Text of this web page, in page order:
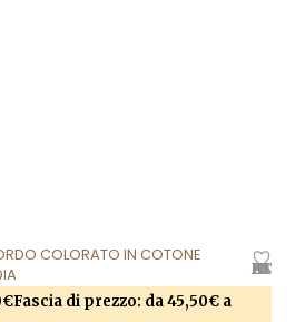
AGGIUNGI ALLA LISTA DEI DESIDERI
COLORATO IN COTONE
€Fascia di prezzo: da 45,50€ a